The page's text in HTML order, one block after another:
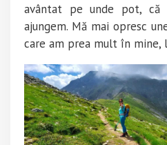
avântat pe unde pot, că
ajungem. Mă mai opresc
care am prea mult în mine,